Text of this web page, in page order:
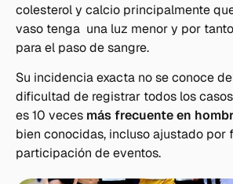
colesterol y calcio principalmente
vaso tenga una luz menor y por
para el paso de sangre.
Su incidencia exacta no se conoce
dificultad de registrar todos los
es 10 veces más frecuente en
bien conocidas, incluso ajustado por
participación de eventos.